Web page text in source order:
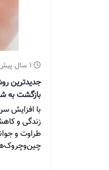
1 سال پیش
جدیدترین
بازگشت به
با افزایش
زندگی و
طراوت و